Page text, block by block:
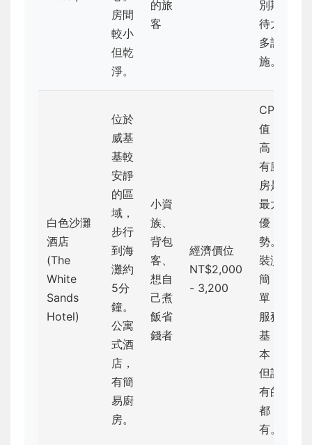
房間
較小
但乾
淨。
的旅
客
別期
待太
多設
施。
白色沙灘
酒店
(The
White
Sands
Hotel)
位於
威基
基較
安靜
的區
域，
步行
到海
灘約
5分
鐘。
公寓
式酒
店，
有簡
易廚
房。
小資
族、
背包
客、
想自
己煮
飯省
錢者
經濟價位
NT$2,000
- 3,200
CP
值
高，
有廚
房是
最大
優
勢。
裝潢
簡
單，
服務
基
本，
但該
有的
都
有。